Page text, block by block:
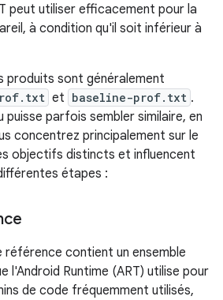
peut utiliser efficacement pour la
à condition qu'il soit inférieur à
produits sont généralement
et baseline-prof.txt .
puisse parfois sembler similaire, en
concentrez principalement sur le
objectifs distincts et influencent
étapes :
référence contient un ensemble
l'Android Runtime (ART) utilise pour
de code fréquemment utilisés,